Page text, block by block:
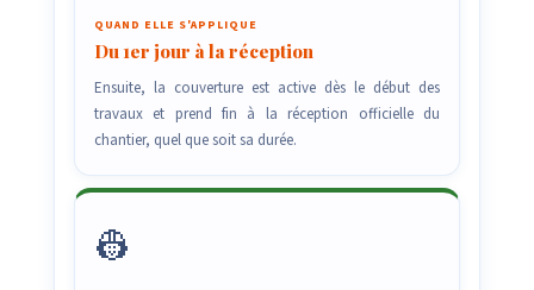
QUAND ELLE S'APPLIQUE
Du 1er jour à la réception
Ensuite, la couverture est active dès le début des
travaux et prend fin à la réception officielle du
chantier, quel que soit sa durée.
👷